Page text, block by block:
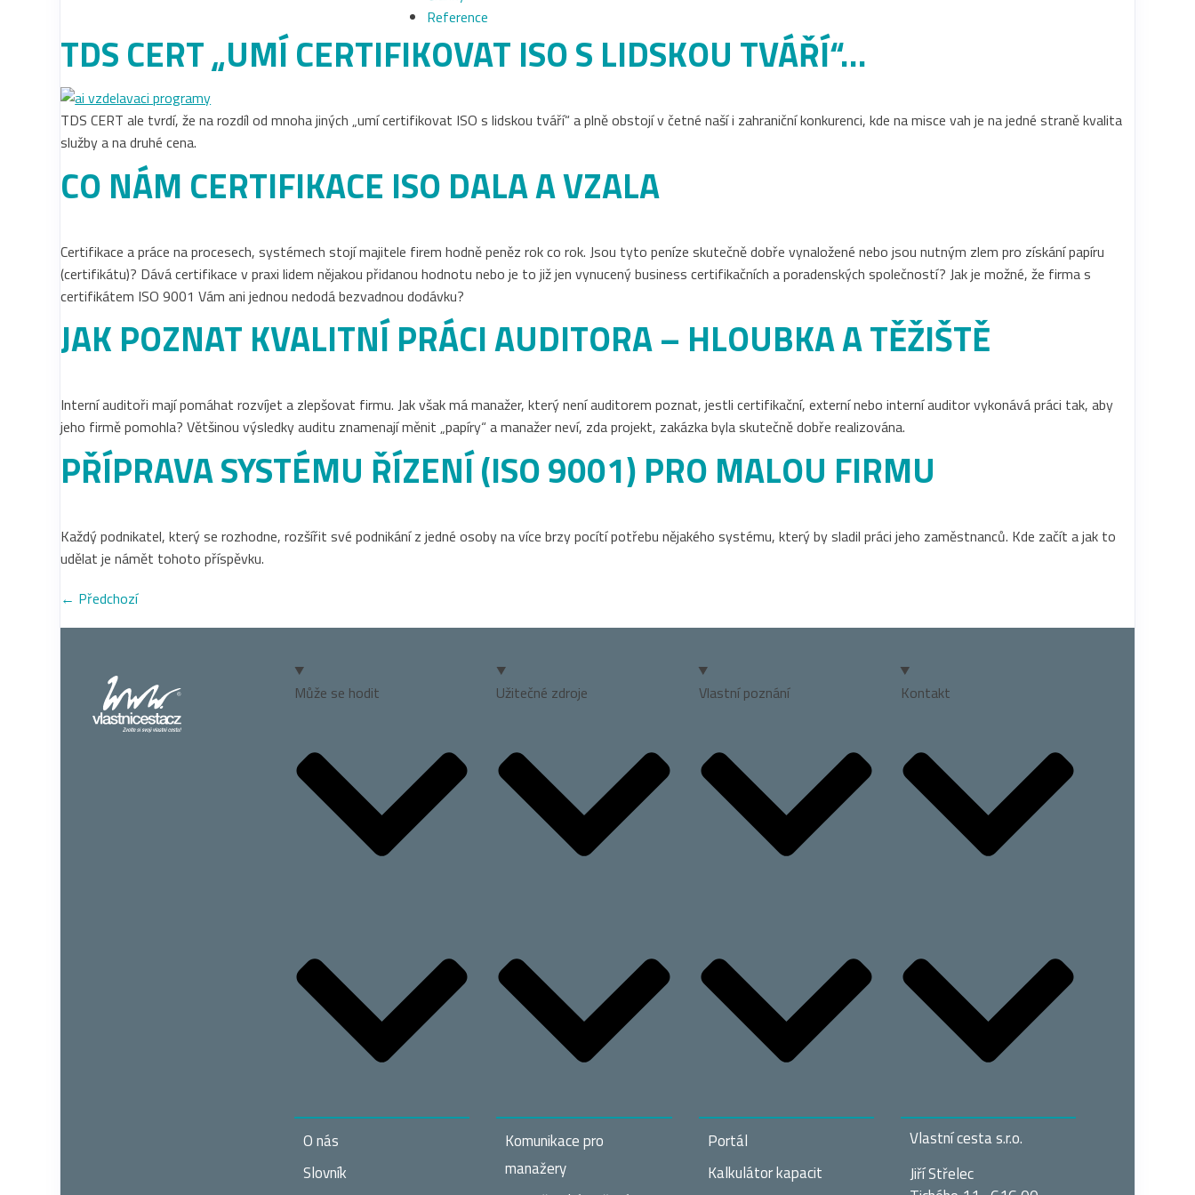
Reference
TDS CERT „UMÍ CERTIFIKOVAT ISO S LIDSKOU TVÁŘÍ“…
TDS CERT ale tvrdí, že na rozdíl od mnoha jiných „umí certifikovat ISO s lidskou tváří“ a plně obstojí v četné naší i zahraniční konkurenci, kde na misce vah je na jedné straně kvalita
služby a na druhé cena.
CO NÁM CERTIFIKACE ISO DALA A VZALA
Certifikace a práce na procesech, systémech stojí majitele firem hodně peněz rok co rok. Jsou tyto peníze skutečně dobře vynaložené nebo jsou nutným zlem pro získání papíru
(certifikátu)? Dává certifikace v praxi lidem nějakou přidanou hodnotu nebo je to již jen vynucený business certifikačních a poradenských společností? Jak je možné, že firma s
certifikátem ISO 9001 Vám ani jednou nedodá bezvadnou dodávku?
JAK POZNAT KVALITNÍ PRÁCI AUDITORA – HLOUBKA A TĚŽIŠTĚ
Interní auditoři mají pomáhat rozvíjet a zlepšovat firmu. Jak však má manažer, který není auditorem poznat, jestli certifikační, externí nebo interní auditor vykonává práci tak, aby
jeho firmě pomohla? Většinou výsledky auditu znamenají měnit „papíry“ a manažer neví, zda projekt, zakázka byla skutečně dobře realizována.
PŘÍPRAVA SYSTÉMU ŘÍZENÍ (ISO 9001) PRO MALOU FIRMU
Každý podnikatel, který se rozhodne, rozšířit své podnikání z jedné osoby na více brzy pocítí potřebu nějakého systému, který by sladil práci jeho zaměstnanců. Kde začít a jak to
udělat je námět tohoto příspěvku.
← Předchozí
Může se hodit
O nás
Slovník
Užitečné zdroje
Komunikace pro
manažery
Vlastní poznání
Portál
Kalkulátor kapacit
Kontakt
Vlastní cesta s.r.o.
Jiří Střelec